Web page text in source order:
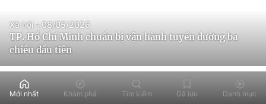
TP. Hồ Chí Minh chuẩn bị vận hành tuyến đường ba
chiều đầu tiên
Xã hội - 08/05/2026
Mới nhất Khám phá Tìm kiếm Đã lưu Danh mục